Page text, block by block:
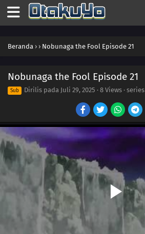
Beranda › › Nobunaga the Fool Episode 21
Nobunaga the Fool Episode 21
Sub Dirilis pada Juli 29, 2025 · 8 Views · series